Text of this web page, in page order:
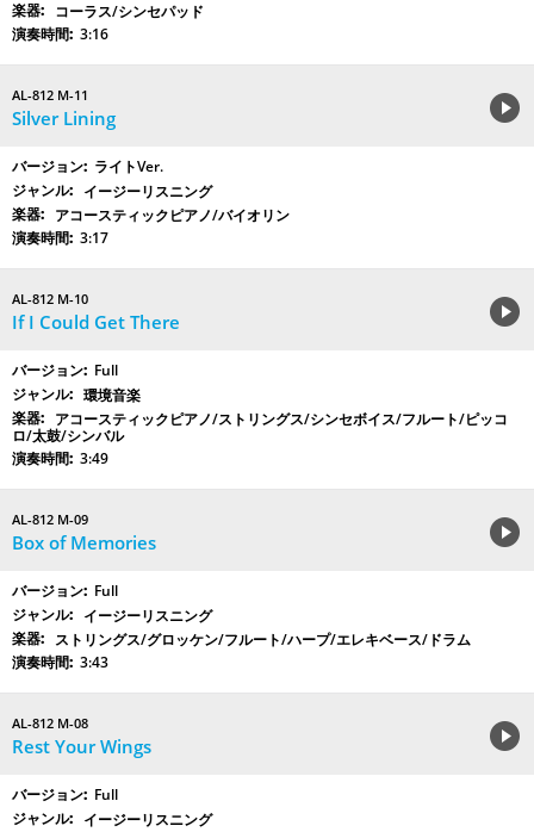
コーラス/シンセパッド
3:16
AL-812 M-11
Silver Lining
ライトVer.
イージーリスニング
アコースティックピアノ/バイオリン
3:17
AL-812 M-10
If I Could Get There
Full
環境音楽
アコースティックピアノ/ストリングス/シンセボイス/フルート/ピッコ
ロ/太鼓/シンバル
3:49
AL-812 M-09
Box of Memories
Full
イージーリスニング
ストリングス/グロッケン/フルート/ハープ/エレキベース/ドラム
3:43
AL-812 M-08
Rest Your Wings
Full
イージーリスニング